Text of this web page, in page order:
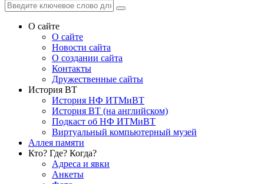
О сайте
О сайте
Новости сайта
О создании сайта
Контакты
Дружественные сайты
История ВТ
История НФ ИТМиВТ
История ВТ (на английском)
Подкаст об НФ ИТМиВТ
Виртуальный компьютерный музей
Аллея памяти
Кто? Где? Когда?
Адреса и явки
Анкеты